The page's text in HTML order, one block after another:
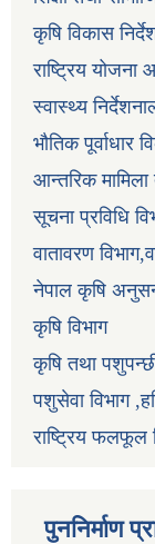
कृषि विकास
राष्ट्रिय योजना
स्वास्थ्य
भौतिक पूर्वाधार
आन्तरिक
सूचना प्रविधि
वातावरण
नेपाल कृषि
कृषि विभाग
कृषि तथा
पशुसेवा विभाग
राष्ट्रिय फलफूल
पुननिर्माण